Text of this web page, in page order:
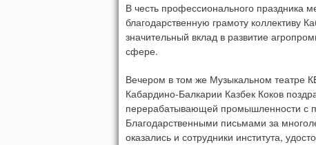
В честь профессионального праздника
благодарственную грамоту коллективу
значительный вклад в развитие
сфере.
Вечером в том же Музыкальном театре
Кабардино-Балкарии Казбек Коков
перерабатывающей промышленности с
Благодарственными письмами за
оказались и сотрудники института,